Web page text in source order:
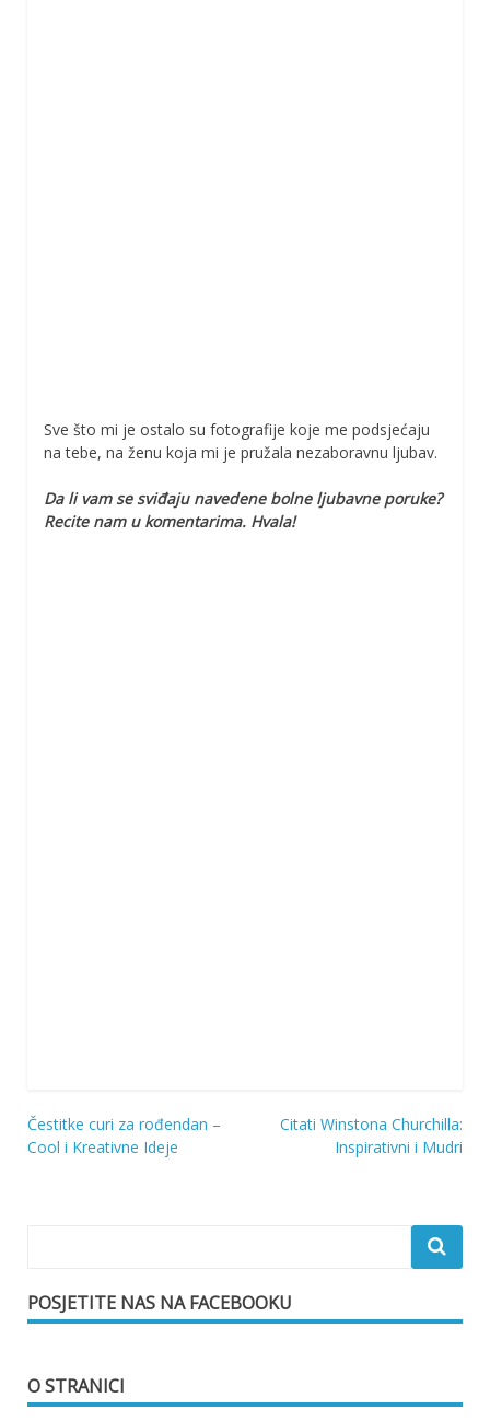
Sve što mi je ostalo su fotografije koje me podsjećaju
na tebe, na ženu koja mi je pružala nezaboravnu ljubav.
Da li vam se sviđaju navedene bolne ljubavne poruke?
Recite nam u komentarima. Hvala!
Navigacija
Čestitke curi za rođendan –
Cool i Kreativne Ideje
Citati Winstona Churchilla:
Inspirativni i Mudri
POSJETITE NAS NA FACEBOOKU
O STRANICI